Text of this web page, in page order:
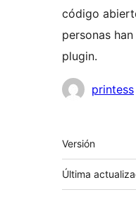
código
personas
plugin.
Colaboradores
printess
Meta
Versión
Última